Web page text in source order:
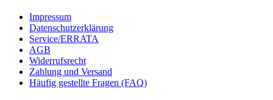
Impressum
Datenschutzerklärung
Service/ERRATA
AGB
Widerrufsrecht
Zahlung und Versand
Häufig gestellte Fragen (FAQ)